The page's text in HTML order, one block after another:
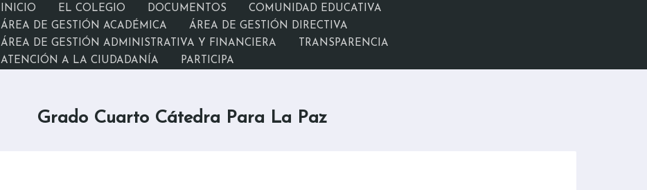
INICIO EL COLEGIO DOCUMENTOS
COMUNIDAD EDUCATIVA
ÁREA DE GESTIÓN ACADÉMICA
ÁREA DE GESTIÓN DIRECTIVA
ÁREA DE GESTIÓN ADMINISTRATIVA Y FINANCIERA
TRANSPARENCIA
ATENCIÓN A LA CIUDADANÍA
PARTICIPA
Grado Cuarto Cátedra Para La Paz